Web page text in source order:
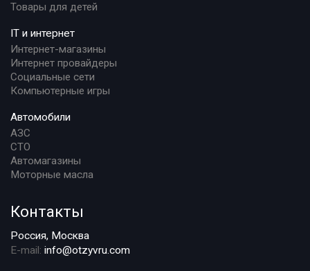
Товары для детей
IT и интернет
Интернет-магазины
Интернет провайдеры
Социальные сети
Компьютерные игры
Автомобили
АЗС
СТО
Автомагазины
Моторные масла
Контакты
Россия, Москва
E-mail: info@otzyvru.com